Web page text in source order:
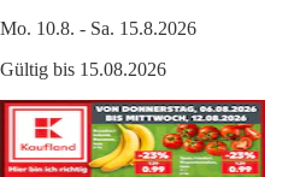
Mo. 10.8. - Sa. 15.8.2026
Gültig bis 15.08.2026